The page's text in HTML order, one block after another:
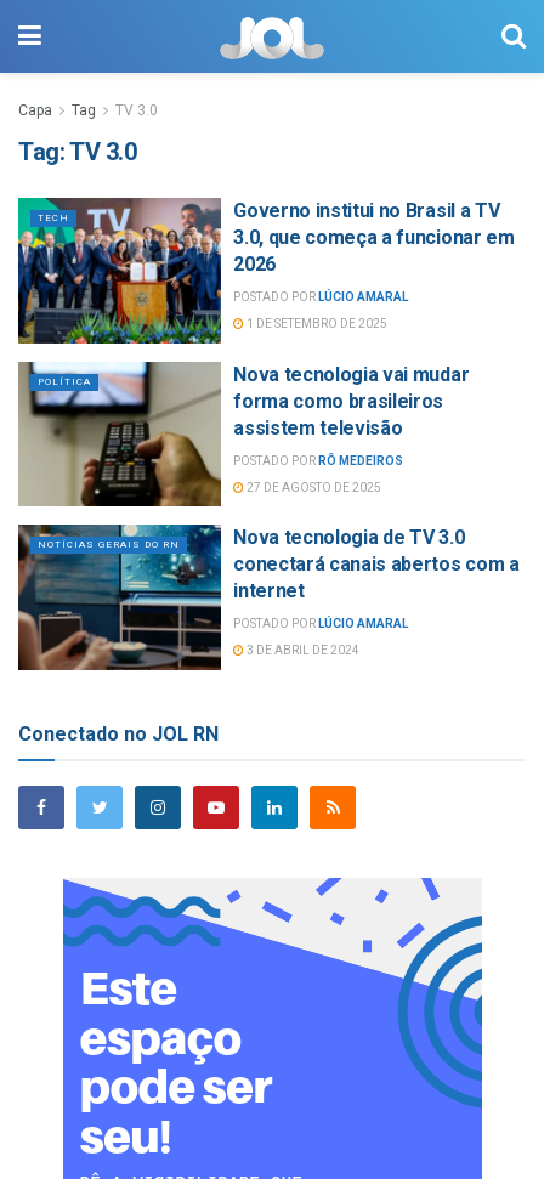
Capa Tag TV 3.0
Tag:TV 3.0
TECH
Governo institui no Brasil a TV
3.0, que começa a funcionar em
2026
POSTADO POR LÚCIO AMARAL
1 DE SETEMBRO DE 2025
POLÍTICA
Nova tecnologia vai mudar
forma como brasileiros
assistem televisão
POSTADO POR RÔ MEDEIROS
27 DE AGOSTO DE 2025
NOTÍCIAS GERAIS DO RN
Nova tecnologia de TV 3.0
conectará canais abertos com a
internet
POSTADO POR LÚCIO AMARAL
3 DE ABRIL DE 2024
Conectado no JOL RN